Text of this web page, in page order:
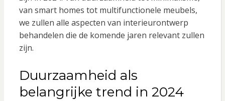
van smart homes tot multifunctionele meubels,
we zullen alle aspecten van interieurontwerp
behandelen die de komende jaren relevant zullen
zijn.
Duurzaamheid als
belangrijke trend in 2024